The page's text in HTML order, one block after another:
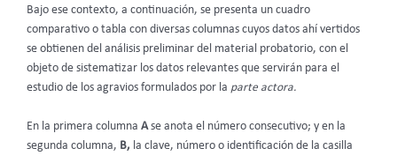
Bajo ese contexto, a continuación, se presenta un cuadro
comparativo o tabla con diversas columnas cuyos datos ahí vertidos
se obtienen del análisis preliminar del material probatorio, con el
objeto de sistematizar los datos relevantes que servirán para el
estudio de los agravios formulados por la parte actora.
En la primera columna Ase anota el número consecutivo; y en la
segunda columna, B, la clave, número o identificación de la casilla